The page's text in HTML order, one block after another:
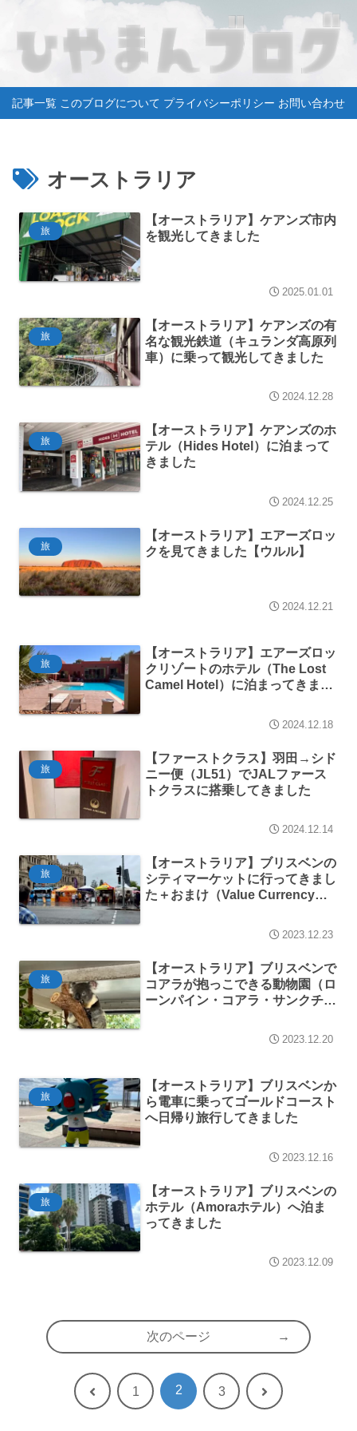
記事一覧 このブログについて プライバシーポリシー お問い合わせ
オーストラリア
旅
【オーストラリア】ケアンズ市内
を観光してきました
2025.01.01
旅
【オーストラリア】ケアンズの有
名な観光鉄道（キュランダ高原列
車）に乗って観光してきました
2024.12.28
旅
【オーストラリア】ケアンズのホ
テル（Hides Hotel）に泊まって
きました
2024.12.25
旅
【オーストラリア】エアーズロッ
クを見てきました【ウルル】
2024.12.21
旅
【オーストラリア】エアーズロッ
クリゾートのホテル（The Lost
Camel Hotel）に泊まってきまし
2024.12.18
旅
【ファーストクラス】羽田→シド
ニー便（JL51）でJALファース
トクラスに搭乗してきました
2024.12.14
旅
【オーストラリア】ブリスベンの
シティマーケットに行ってきまし
た＋おまけ（Value Currency
2023.12.23
旅
【オーストラリア】ブリスベンで
コアラが抱っこできる動物園（ロ
ーンパイン・コアラ・サンクチュ
2023.12.20
旅
【オーストラリア】ブリスベンか
ら電車に乗ってゴールドコースト
へ日帰り旅行してきました
2023.12.16
旅
【オーストラリア】ブリスベンの
ホテル（Amoraホテル）へ泊ま
ってきました
2023.12.09
次のページ
前 1 2 3 次